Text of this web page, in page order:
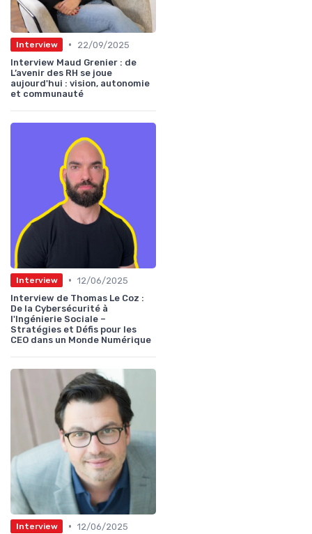
Interview •
22/09/2025
Interview Maud Grenier : de
L’avenir des RH se joue
aujourd'hui : vision, autonomie
et communauté
Interview • 12/06/2025
Interview de Thomas Le Coz :
De la Cybersécurité à
l'Ingénierie Sociale –
Stratégies et Défis pour les
CEO dans un Monde Numérique
Interview • 12/06/2025